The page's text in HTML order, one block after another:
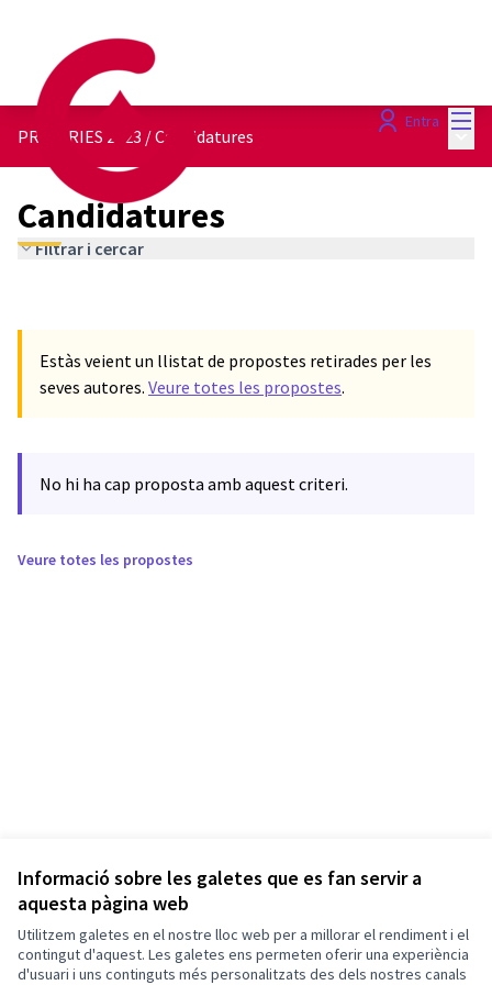
Informació sobre les galetes que es fan servir a
aquesta pàgina web
Utilitzem galetes en el nostre lloc web per a millorar el rendiment i el
contingut d'aquest. Les galetes ens permeten oferir una experiència
d'usuari i uns continguts més personalitzats des dels nostres canals
Entra
PRIMÀRIES 2023 /Candidatures
Candidatures
Filtrar i cercar
Estàs veient un llistat de propostes retirades per les
seves autores. Veure totes les propostes.
No hi ha cap proposta amb aquest criteri.
Veure totes les propostes